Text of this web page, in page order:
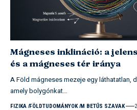
Mágneses inklináció: a
és a mágneses tér iránya
A Föld mágneses mezeje egy láthatatlan,
amely bolygónkat…
FIZIKA FÖLDTUDOMÁNYOK M BETŰS SZAVAK